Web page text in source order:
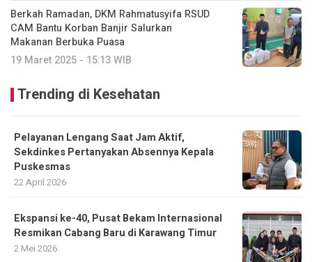
Berkah Ramadan, DKM Rahmatusyifa RSUD
CAM Bantu Korban Banjir Salurkan
Makanan Berbuka Puasa
19 Maret 2025 - 15:13 WIB
Trending di Kesehatan
Pelayanan Lengang Saat Jam Aktif,
Sekdinkes Pertanyakan Absennya Kepala
Puskesmas
22 April 2026
Ekspansi ke-40, Pusat Bekam Internasional
Resmikan Cabang Baru di Karawang Timur
2 Mei 2026